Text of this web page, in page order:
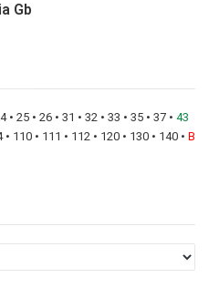
Gb
• 25 • 26 • 31 • 32 • 33 • 35 • 37 • 43
• 110 • 111 • 112 • 120 • 130 • 140 • B